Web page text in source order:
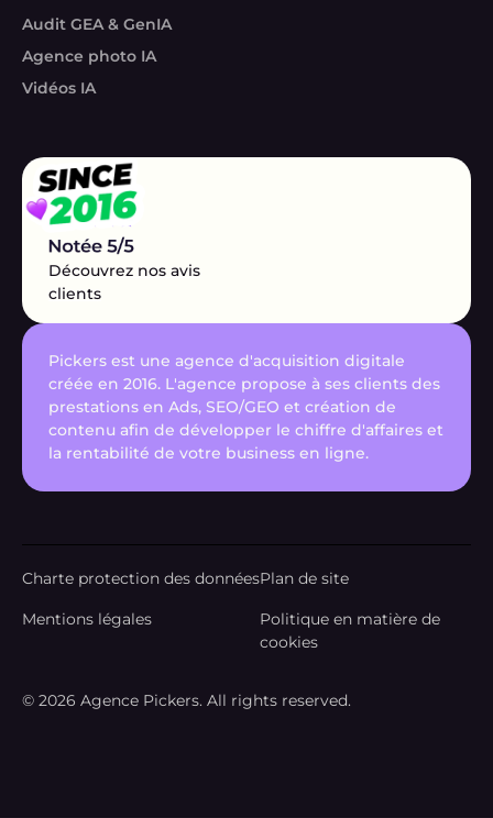
Audit GEA & GenIA
Agence photo IA
Vidéos IA
Découvrez nos avis
clients
Pickers est une agence d'acquisition digitale
créée en 2016. L'agence propose à ses clients des
prestations en Ads, SEO/GEO et création de
contenu afin de développer le chiffre d'affaires et
la rentabilité de votre business en ligne.
© 2026 Agence Pickers. All rights reserved.
Charte protection des donnéesPlan de site
Mentions légales
Politique en matière de
cookies